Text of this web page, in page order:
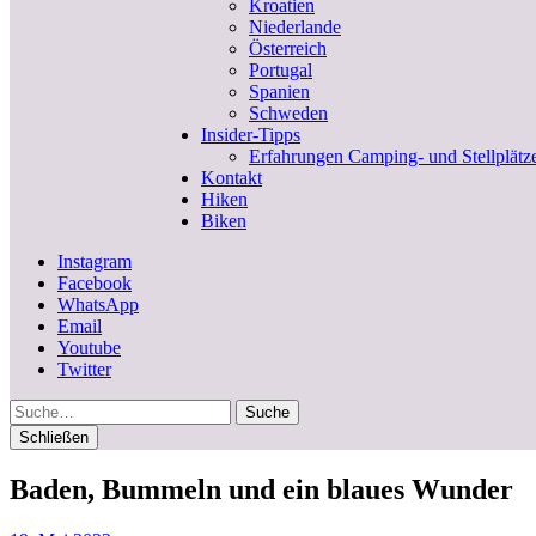
Kroatien
Niederlande
Österreich
Portugal
Spanien
Schweden
Insider-Tipps
Erfahrungen Camping- und
Kontakt
Hiken
Biken
Instagram
Facebook
WhatsApp
Email
Youtube
Twitter
Suche
Schließen
Baden, Bummeln und ein blaues Wunder